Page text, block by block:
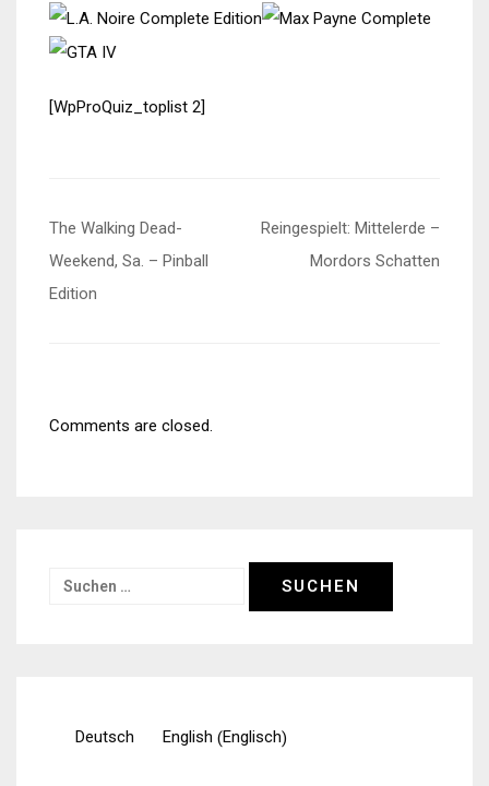
[WpProQuiz_toplist 2]
Beitragsnavigation
The Walking Dead-
Weekend, Sa. – Pinball
Edition
Reingespielt: Mittelerde –
Mordors Schatten
Comments are closed.
Suchen
Deutsch English (Englisch)